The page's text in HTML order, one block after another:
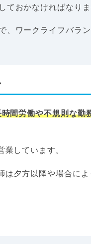
ておかなければなりま
、ワークライフバラ
時間労働や不規則な勤
しています。
夕方以降や場合に